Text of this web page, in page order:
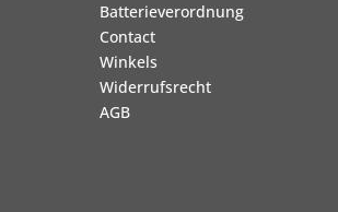
Batterieverordnung
Contact
Winkels
Widerrufsrecht
AGB